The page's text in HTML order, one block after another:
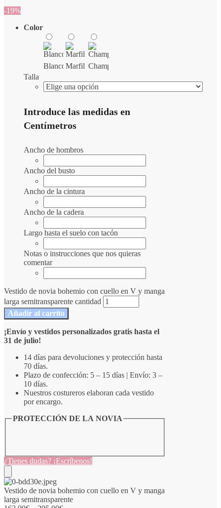
-19%
Color
Blanco Marfil Champán
Talla
Introduce las medidas en
Centímetros
Ancho de hombros
Ancho del busto
Ancho de la cintura
Ancho de la cadera
Largo hasta el suelo con tacón
Notas o instrucciones que nos quieras
comentar
Vestido de novia bohemio con cuello en V y manga
larga semitransparente cantidad
Añadir al carrito
¡Envío y vestidos personalizados gratis hasta el
31 de julio!
14 días para devoluciones y protección hasta
70 días.
Plazo de confección: 5 – 15 días | Envío: 3 –
10 días.
Nuestros costureros elaboran cada vestido
por encargo.
PROTECCIÓN DE LA NOVIA
¿Tienes dudas? ¡Escríbenos!
Vestido de novia bohemio con cuello en V y manga
larga semitransparente